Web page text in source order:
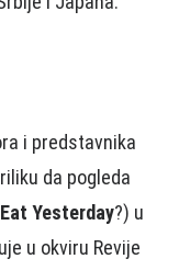
i predstavnika
da pogleda
Yesterday?) u
u okviru Revije